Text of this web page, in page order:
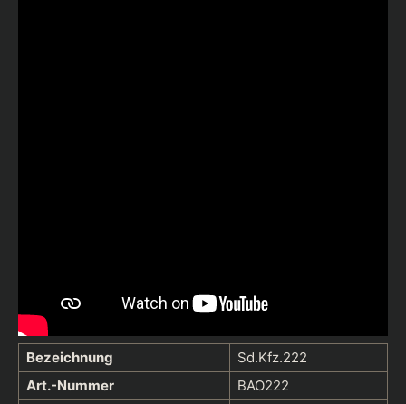
Bezeichnung
Sd.Kfz.222
Art.-Nummer
BAO222